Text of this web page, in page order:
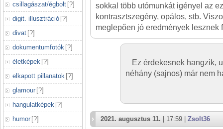
csillagászat/égbolt [?]
digit. illusztráció [?]
divat [?]
dokumentumfotók [?]
életképek [?]
elkapott pillanatok [?]
glamour [?]
hangulatképek [?]
humor [?]
sokkal több utómunkát igényel az
kontrasztszegény, opálos, stb.
meglepően jó eredmények lesznek
Ez érdekesnek hangzik,
néhány (sajnos) már nem
2021. augusztus 11. | 17:59 | Zsolt36